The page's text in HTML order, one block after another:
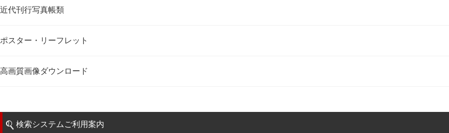
近代刊行写真帳類
ポスター・リーフレット
高画質画像ダウンロード
検索システムご利用案内